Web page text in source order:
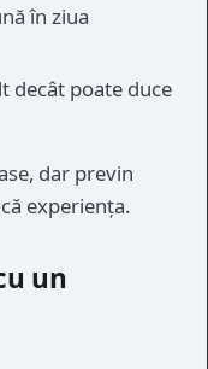
în ziua
decât poate duce
dar previn
experiența.
un